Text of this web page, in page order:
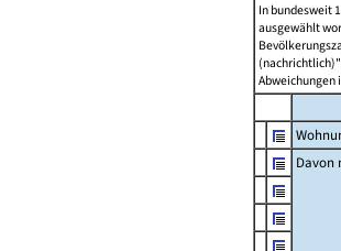
In bundesweit
ausgewählt
Abweichungen
Davon